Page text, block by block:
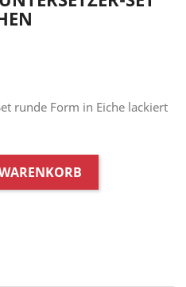
runde Form in Eiche lackiert